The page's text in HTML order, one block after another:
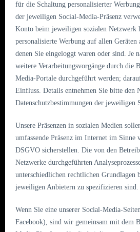
für die Schaltung personalisierter
der jeweiligen Social-Media-Präsenz
Konto beim jeweiligen sozialen Netzwerk
personalisierte Werbung auf allen Geräten
denen Sie eingeloggt waren oder sind. Je
weitere Verarbeitungsvorgänge durch die
Media-Portale durchgeführt werden;
Einfluss. Details entnehmen Sie bitte den
Datenschutzbestimmungen der jeweiligen
Unsere Präsenzen in sozialen Medien
umfassende Präsenz im Internet im
DSGVO sicherstellen. Die von den
Netzwerke durchgeführten
unterschiedlichen rechtlichen Grundlagen
jeweiligen Anbietern zu spezifizieren sind.
Wenn Sie eine unserer Social-Media-
Facebook), sind wir gemeinsam mit dem